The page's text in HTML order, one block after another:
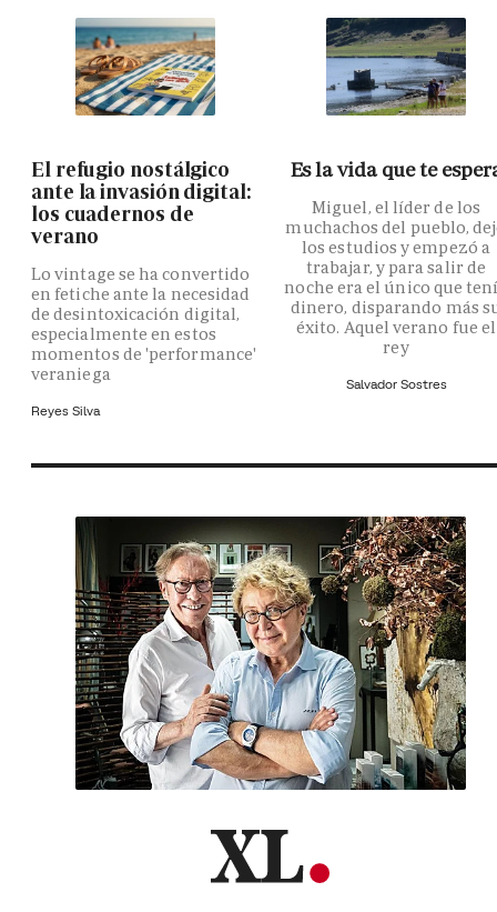
El refugio nostálgico
ante la invasión digital:
los cuadernos de
verano
Lo vintage se ha convertido
en fetiche ante la necesidad
de desintoxicación digital,
especialmente en estos
momentos de 'performance'
veraniega
Reyes Silva
Es la vida que te
Miguel, el líder de los
muchachos del pueblo,
los estudios y empezó a
trabajar, y para salir de
noche era el único que
dinero, disparando más
éxito. Aquel verano fue el
rey
Salvador Sostres